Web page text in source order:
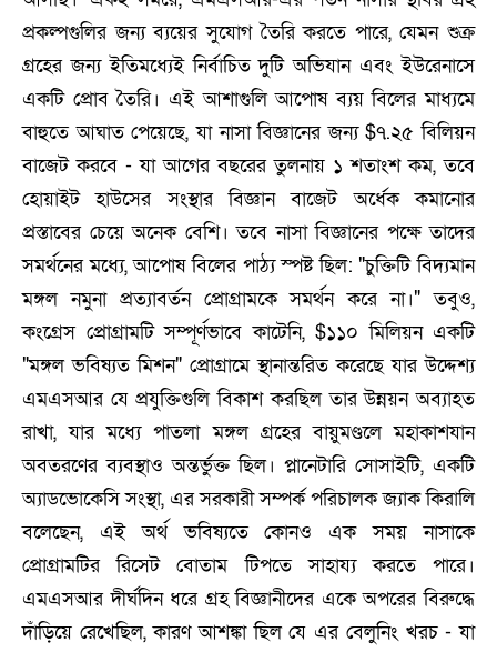
প্রকল্পগুলির জন্য ব্যয়ের সুযোগ তৈরি করতে পারে, যেমন শুক্র
গ্রহের জন্য ইতিমধ্যেই নির্বাচিত দুটি অভিযান এবং ইউরেনাসে
একটি প্রোব তৈরি। এই আশাগুলি আপোষ ব্যয় বিলের মাধ্যমে
বাহুতে আঘাত পেয়েছে, যা নাসা বিজ্ঞানের জন্য $৭.২৫ বিলিয়ন
বাজেট করবে - যা আগের বছরের তুলনায় ১ শতাংশ কম, তবে
হোয়াইট হাউসের সংস্থার বিজ্ঞান বাজেট অর্ধেক কমানোর
প্রস্তাবের চেয়ে অনেক বেশি। তবে নাসা বিজ্ঞানের পক্ষে তাদের
সমর্থনের মধ্যে, আপোষ বিলের পাঠ্য স্পষ্ট ছিল: "চুক্তিটি বিদ্যমান
মঙ্গল নমুনা প্রত্যাবর্তন প্রোগ্রামকে সমর্থন করে না।" তবুও,
কংগ্রেস প্রোগ্রামটি সম্পূর্ণভাবে কাটেনি, $১১০ মিলিয়ন একটি
"মঙ্গল ভবিষ্যত মিশন" প্রোগ্রামে স্থানান্তরিত করেছে যার উদ্দেশ্য
এমএসআর যে প্রযুক্তিগুলি বিকাশ করছিল তার উন্নয়ন অব্যাহত
রাখা, যার মধ্যে পাতলা মঙ্গল গ্রহের বায়ুমণ্ডলে মহাকাশযান
অবতরণের ব্যবস্থাও অন্তর্ভুক্ত ছিল। প্লানেটারি সোসাইটি, একটি
অ্যাডভোকেসি সংস্থা, এর সরকারী সম্পর্ক পরিচালক জ্যাক কিরালি
বলেছেন, এই অর্থ ভবিষ্যতে কোনও এক সময় নাসাকে
প্রোগ্রামটির রিসেট বোতাম টিপতে সাহায্য করতে পারে।
এমএসআর দীর্ঘদিন ধরে গ্রহ বিজ্ঞানীদের একে অপরের বিরুদ্ধে
দাঁড়িয়ে রেখেছিল, কারণ আশঙ্কা ছিল যে এর বেলুনিং খরচ - যা